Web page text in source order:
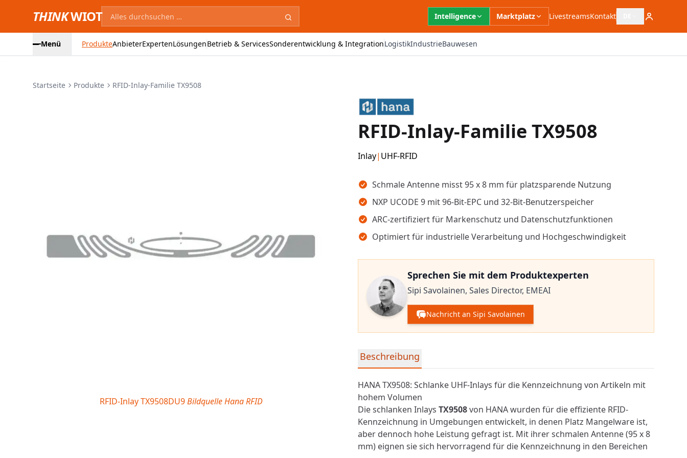
THINKWIOT Intelligence Marktplatz LivestreamsKontakt Sprachauswahl
Menü ProdukteAnbieterExpertenLösungenBetrieb & ServicesSonderentwicklung & IntegrationLogistikIndustrieBauwesen
Startseite Produkte RFID-Inlay-Familie TX9508
RFID-Inlay-Familie TX9508
Inlay| UHF-RFID
Wichtigste Erkenntnisse
Schmale Antenne misst 95 x 8 mm für platzsparende Nutzung
NXP UCODE 9 mit 96-Bit-EPC und 32-Bit-Benutzerspeicher
ARC-zertifiziert für Markenschutz und Datenschutzfunktionen
Optimiert für industrielle Verarbeitung und Hochgeschwindigkeit
Sprechen Sie mit dem Produktexperten
Sipi Savolainen, Sales Director, EMEAI
Nachricht an Sipi Savolainen
Detaillierte Produktinformationen
Beschreibung
HANA TX9508: Schlanke UHF-Inlays für die Kennzeichnung von Artikeln mit
hohem Volumen
Die schlanken Inlays TX9508von HANA wurden für die effiziente RFID-
Kennzeichnung in Umgebungen entwickelt, in denen Platz Mangelware ist,
aber dennoch hohe Leistung gefragt ist. Mit ihrer schmalen Antenne (95 x 8
mm) eignen sie sich hervorragend für die Kennzeichnung in den Bereichen
RFID-Inlay TX9508DU9Bildquelle Hana RFID